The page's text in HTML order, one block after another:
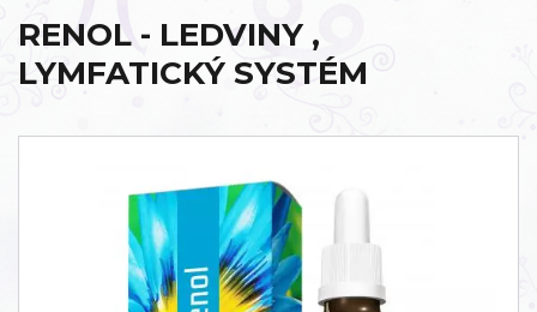
RENOL - LEDVINY ,
LYMFATICKÝ SYSTÉM